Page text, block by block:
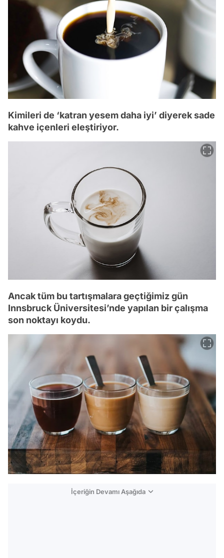
Kimileri de ‘katran yesem daha iyi’ diyerek sade
kahve içenleri eleştiriyor.
Ancak tüm bu tartışmalara geçtiğimiz gün
Innsbruck Üniversitesi’nde yapılan bir çalışma
son noktayı koydu.
İçeriğin Devamı Aşağıda